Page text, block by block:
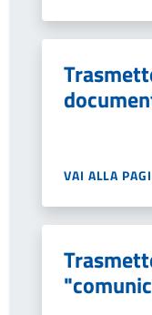
VAI ALLA